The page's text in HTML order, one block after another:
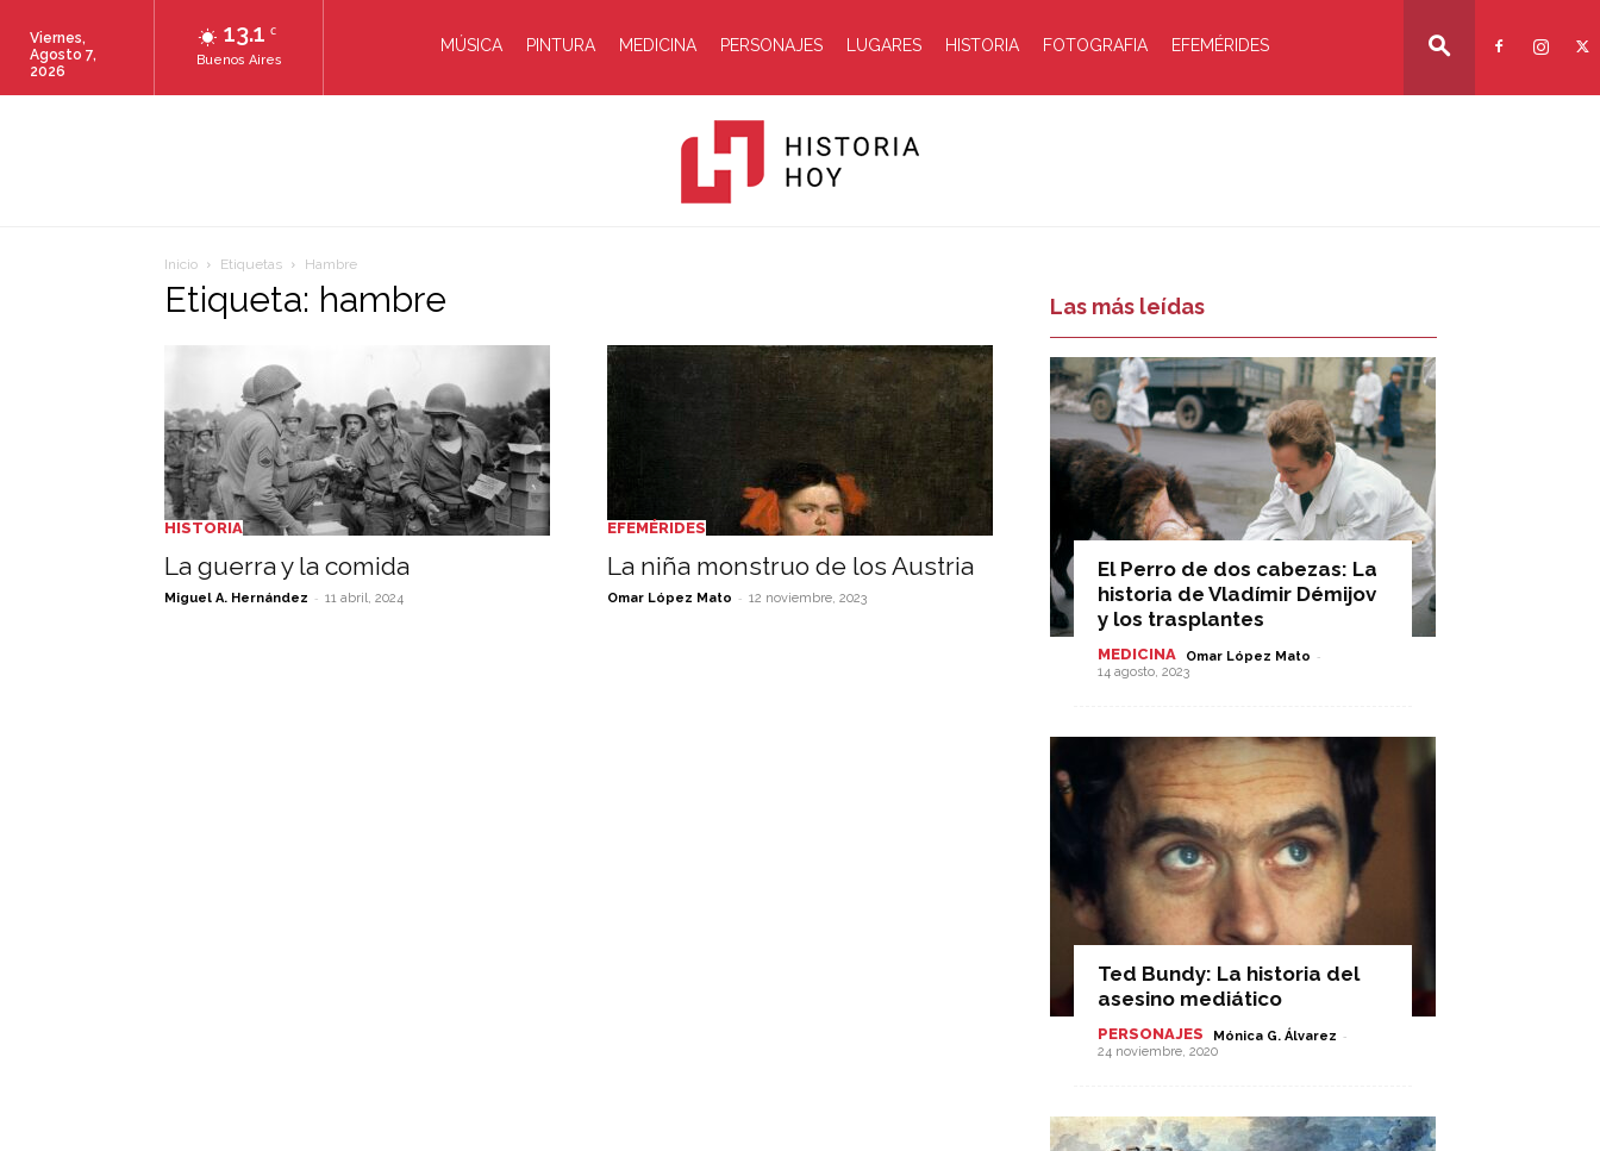
13.1 C
Buenos Aires
Viernes,
Agosto 7,
2026
MÚSICA PINTURA MEDICINA PERSONAJES LUGARES HISTORIA FOTOGRAFIA EFEMÉRIDES
Hoy
Inicio Etiquetas Hambre
Etiqueta: hambre
HISTORIA
La guerra y la comida
Miguel A. Hernández - 11 abril, 2024
EFEMÉRIDES
La niña monstruo de los Austria
Omar López Mato - 12 noviembre, 2023
Las más leídas
El Perro de dos cabezas: La
historia de Vladímir Démijov
y los trasplantes
MEDICINA Omar López Mato -
14 agosto, 2023
Ted Bundy: La historia del
asesino mediático
PERSONAJES Mónica G. Álvarez -
24 noviembre, 2020